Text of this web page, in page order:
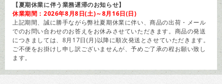
【夏期休業に伴う業務遅滞のお知らせ】
休業期間：2026年8月8日(土)～8月16日(日)
上記期間、誠に勝手ながら弊社夏期休業に伴い、商品の出荷・メール
でのお問い合わせのお答えをお休みさせていただきます。商品の発送
につきましては、8月17日(月)以降に順次発送とさせていただきます。
ご不便をお掛けし申し訳ございませんが、予めご了承の程お願い致し
ます。